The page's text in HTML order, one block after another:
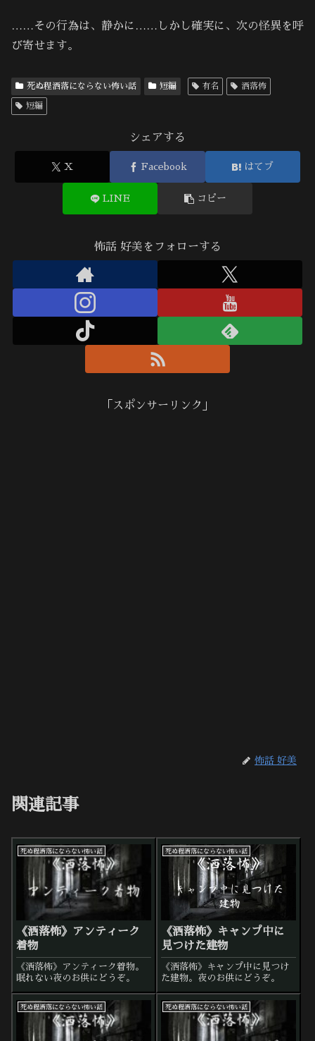
……その行為は、静かに……しかし確実に、次の怪異を呼
び寄せます。
死ぬ程洒落にならない怖い話 短編 有名 洒落怖
短編
シェアする
X Facebook はてブ
LINE コピー
怖話 好美をフォローする
「スポンサーリンク」
怖話 好美
関連記事
死ぬ程洒落にならない怖い話
《洒落怖》アンティーク
着物
《洒落怖》アンティーク着物。
眠れない夜のお供にどうぞ。
死ぬ程洒落にならない怖い話
《洒落怖》キャンプ中に
見つけた建物
《洒落怖》キャンプ中に見つけ
た建物。夜のお供にどうぞ。
死ぬ程洒落にならない怖い話 死ぬ程洒落にならない怖い話